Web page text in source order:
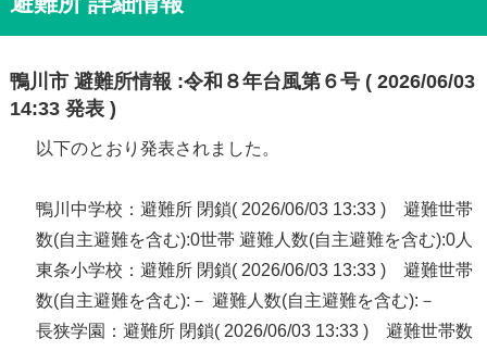
鴨川市 避難所情報 :令和８年台風第６号 ( 2026/06/03
14:33 発表 )
以下のとおり発表されました。
鴨川中学校：避難所 閉鎖( 2026/06/03 13:33 ) 避難世帯
数(自主避難を含む):0世帯 避難人数(自主避難を含む):0人
東条小学校：避難所 閉鎖( 2026/06/03 13:33 ) 避難世帯
数(自主避難を含む):－ 避難人数(自主避難を含む):－
長狭学園：避難所 閉鎖( 2026/06/03 13:33 ) 避難世帯数